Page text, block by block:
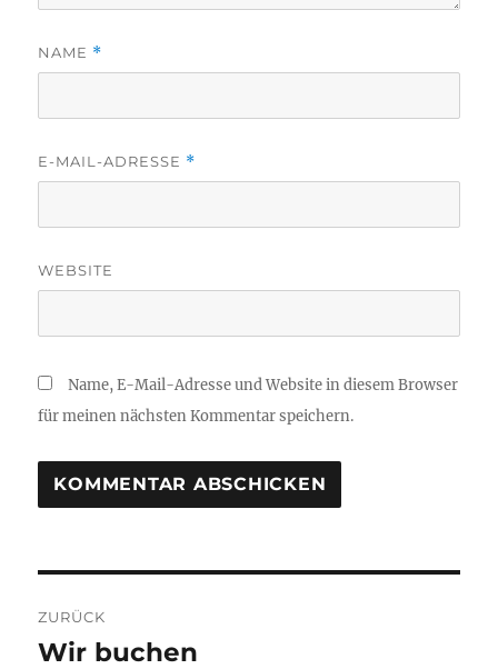
NAME *
E-MAIL-ADRESSE *
WEBSITE
Name, E-Mail-Adresse und Website in diesem Browser
für meinen nächsten Kommentar speichern.
ZURÜCK
Vorheriger
Wir buchen